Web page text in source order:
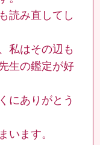
読み直してし
私はその辺も
生の鑑定が好
にありがとう
います。